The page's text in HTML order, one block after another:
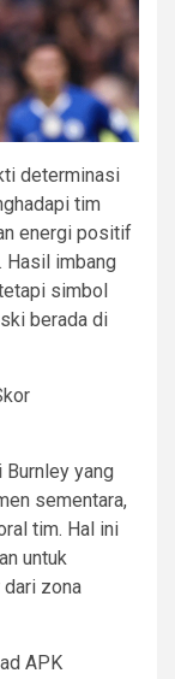
determinasi
tim
energi positif
Hasil imbang
simbol
berada di
yang
sementara,
tim. Hal ini
untuk
zona
APK